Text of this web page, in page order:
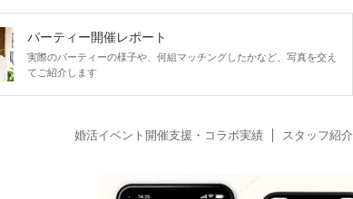
パーティー開催レポート
実際のパーティーの様子や、何組マッチングしたかなど、写真を交え
てご紹介します
婚活イベント開催支援・コラボ実績 スタッフ紹介